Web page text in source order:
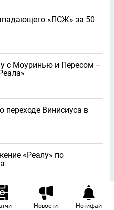
Новости Нотифаи
«ПСЖ» за 50
с Моуринью и Пересом –
переходе Винисиуса в
«Реалу» по
Винисиуса в АПЛ